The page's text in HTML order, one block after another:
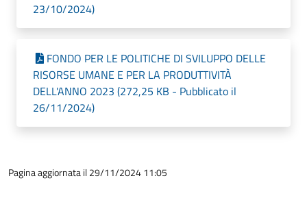
23/10/2024)
FONDO PER LE POLITICHE DI SVILUPPO DELLE
RISORSE UMANE E PER LA PRODUTTIVITÀ
DELL'ANNO 2023 (272,25 KB - Pubblicato il
26/11/2024)
Pagina aggiornata il 29/11/2024 11:05